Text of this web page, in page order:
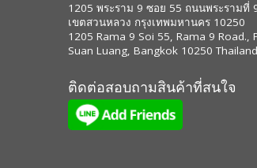
1205 พระราม 9 ซอย 55 ถนนพระราม
เขตสวนหลวง กรุงเทพมหานคร 10250
1205 Rama 9 Soi 55, Rama 9 Road.,
Suan Luang, Bangkok 10250 Thailand
ติดต่อสอบถามสินค้าที่สนใจ